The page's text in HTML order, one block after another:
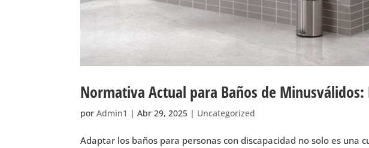
Normativa Actual para Baños de Minusválidos:
porAdmin1 |Abr 29, 2025 | Uncategorized
Adaptar los baños para personas con discapacidad no solo es una